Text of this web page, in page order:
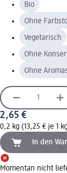
Bio
Ohne
Vegetarisch
Ohne
Ohne
2,65 €
0,2 kg (13,25 € je 1
In den
Momentan nicht